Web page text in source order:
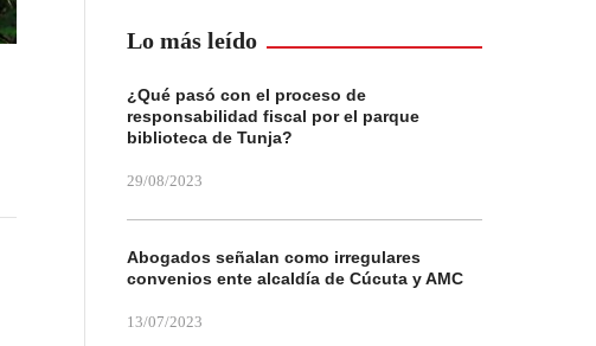
Lo más leído
¿Qué pasó con el proceso de
responsabilidad fiscal por el parque
biblioteca de Tunja?
29/08/2023
Abogados señalan como irregulares
convenios ente alcaldía de Cúcuta y AMC
13/07/2023